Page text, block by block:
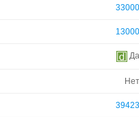
33000
13000
Да
Нет
39423